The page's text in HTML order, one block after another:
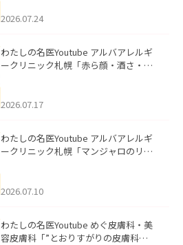
た。
2026.07.24
わたしの名医Youtube アルバアレルギ
ークリニック札幌「赤ら顔・酒さ・ニ
した。
2026.07.17
わたしの名医Youtube アルバアレルギ
ークリニック札幌「マンジャロのリア
た。
2026.07.10
わたしの名医Youtube めぐ皮膚科・美
容皮膚科「”とおりすがりの皮膚科